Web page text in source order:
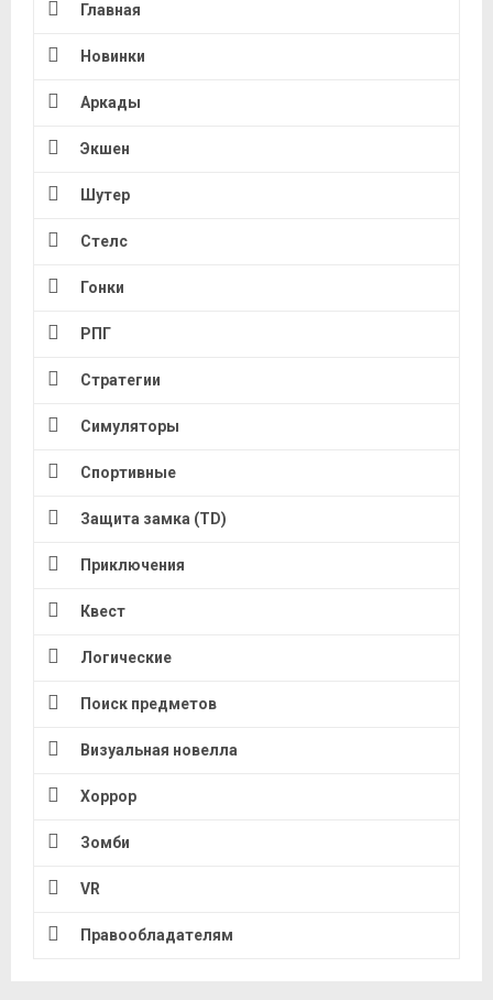
Главная
Новинки
Аркады
Экшен
Шутер
Стелс
Гонки
РПГ
Стратегии
Симуляторы
Спортивные
Защита замка (TD)
Приключения
Квест
Логические
Поиск предметов
Визуальная новелла
Хоррор
Зомби
VR
Правообладателям